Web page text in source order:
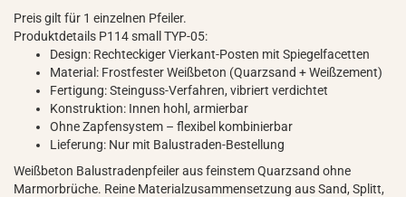
Preis gilt für 1 einzelnen Pfeiler.
Produktdetails P114 small TYP-05:
Design: Rechteckiger Vierkant-Posten mit Spiegelfacetten
Material: Frostfester Weißbeton (Quarzsand + Weißzement)
Fertigung: Steinguss-Verfahren, vibriert verdichtet
Konstruktion: Innen hohl, armierbar
Ohne Zapfensystem – flexibel kombinierbar
Lieferung: Nur mit Balustraden-Bestellung
Weißbeton Balustradenpfeiler aus feinstem Quarzsand ohne
Marmorbrüche. Reine Materialzusammensetzung aus Sand, Splitt,